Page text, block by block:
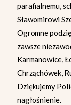
parafialnemu,
Sławomirowi
Ogromne
zawsze
Karmanowice,
Chrząchówek,
Dziękujemy
nagłośnienie.